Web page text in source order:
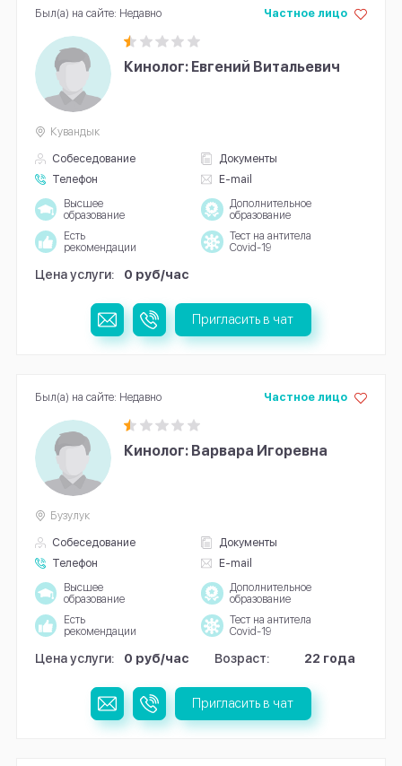
Кинолог: Евгений Витальевич
Собеседование
Документы
Телефон
E-mail
Частное лицо
Кувандык
Высшее
образование
Дополнительное
образование
Есть
рекомендации
Тест на антитела
Covid-19
Цена услуги: 0 руб/час
Был(а) на сайте: Недавно
Пригласить в чат
Кинолог: Варвара Игоревна
Собеседование
Документы
Телефон
E-mail
Частное лицо
Бузулук
Высшее
образование
Дополнительное
образование
Есть
рекомендации
Тест на антитела
Covid-19
Цена услуги: 0 руб/час Возраст: 22 года
Был(а) на сайте: Недавно
Пригласить в чат